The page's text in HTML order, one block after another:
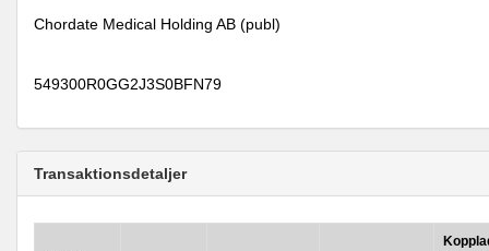
Chordate Medical Holding AB (publ)
549300R0GG2J3S0BFN79
Transaktionsdetaljer